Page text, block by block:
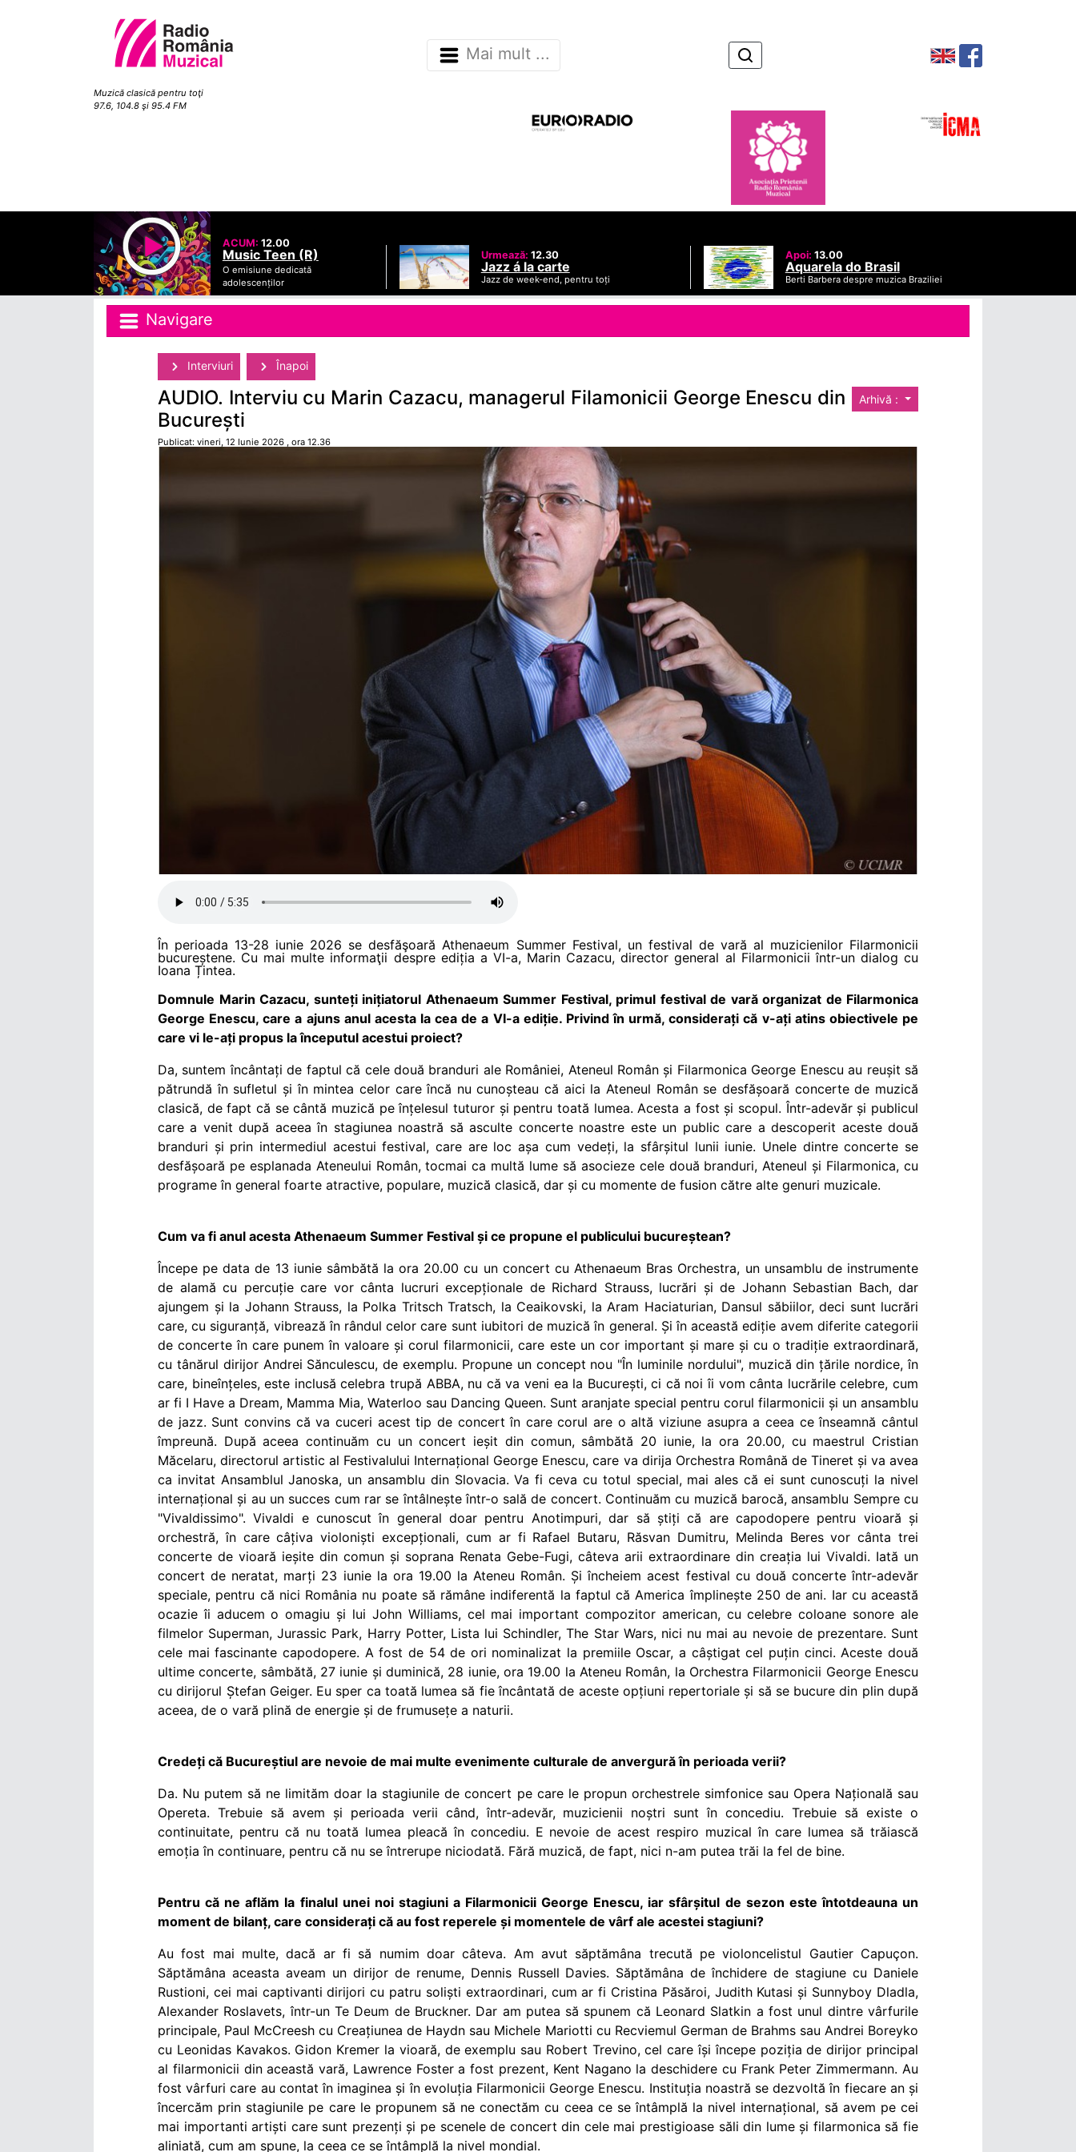
Muzică clasică pentru toţi
97.6, 104.8 şi 95.4 FM
Mai mult ...
ACUM: 12.00
Music Teen (R)
O emisiune dedicată
adolescenților
Urmează: 12.30
Jazz á la carte
Jazz de week-end, pentru toți
Apoi: 13.00
Aquarela do Brasil
Berti Barbera despre muzica Braziliei
Navigare
Interviuri Înapoi
Arhivă :
AUDIO. Interviu cu Marin Cazacu, managerul Filamonicii George Enescu din
București
Publicat: vineri, 12 Iunie 2026 , ora 12.36
În perioada 13-28 iunie 2026 se desfăşoară Athenaeum Summer Festival, un festival de vară al muzicienilor Filarmonicii
bucureștene. Cu mai multe informaţii despre ediția a VI-a, Marin Cazacu, director general al Filarmonicii într-un dialog cu
Ioana Țintea.
Domnule Marin Cazacu, sunteți inițiatorul Athenaeum Summer Festival, primul festival de vară organizat de Filarmonica
George Enescu, care a ajuns anul acesta la cea de a VI-a ediție. Privind în urmă, considerați că v-ați atins obiectivele pe
care vi le-ați propus la începutul acestui proiect?
Da, suntem încântați de faptul că cele două branduri ale României, Ateneul Român și Filarmonica George Enescu au reușit să
pătrundă în sufletul și în mintea celor care încă nu cunoșteau că aici la Ateneul Român se desfășoară concerte de muzică
clasică, de fapt că se cântă muzică pe înțelesul tuturor și pentru toată lumea. Acesta a fost și scopul. Într-adevăr și publicul
care a venit după aceea în stagiunea noastră să asculte concerte noastre este un public care a descoperit aceste două
branduri și prin intermediul acestui festival, care are loc așa cum vedeți, la sfârșitul lunii iunie. Unele dintre concerte se
desfășoară pe esplanada Ateneului Român, tocmai ca multă lume să asocieze cele două branduri, Ateneul și Filarmonica, cu
programe în general foarte atractive, populare, muzică clasică, dar și cu momente de fusion către alte genuri muzicale.
Cum va fi anul acesta Athenaeum Summer Festival și ce propune el publicului bucureștean?
Începe pe data de 13 iunie sâmbătă la ora 20.00 cu un concert cu Athenaeum Bras Orchestra, un unsamblu de instrumente
de alamă cu percuție care vor cânta lucruri excepționale de Richard Strauss, lucrări și de Johann Sebastian Bach, dar
ajungem și la Johann Strauss, la Polka Tritsch Tratsch, la Ceaikovski, la Aram Haciaturian, Dansul săbiilor, deci sunt lucrări
care, cu siguranță, vibrează în rândul celor care sunt iubitori de muzică în general. Și în această ediție avem diferite categorii
de concerte în care punem în valoare și corul filarmonicii, care este un cor important și mare și cu o tradiție extraordinară,
cu tânărul dirijor Andrei Sănculescu, de exemplu. Propune un concept nou "În luminile nordului", muzică din țările nordice, în
care, bineînțeles, este inclusă celebra trupă ABBA, nu că va veni ea la București, ci că noi îi vom cânta lucrările celebre, cum
ar fi I Have a Dream, Mamma Mia, Waterloo sau Dancing Queen. Sunt aranjate special pentru corul filarmonicii și un ansamblu
de jazz. Sunt convins că va cuceri acest tip de concert în care corul are o altă viziune asupra a ceea ce înseamnă cântul
împreună. După aceea continuăm cu un concert ieșit din comun, sâmbătă 20 iunie, la ora 20.00, cu maestrul Cristian
Măcelaru, directorul artistic al Festivalului Internațional George Enescu, care va dirija Orchestra Română de Tineret și va avea
ca invitat Ansamblul Janoska, un ansamblu din Slovacia. Va fi ceva cu totul special, mai ales că ei sunt cunoscuți la nivel
internațional și au un succes cum rar se întâlnește într-o sală de concert. Continuăm cu muzică barocă, ansamblu Sempre cu
"Vivaldissimo". Vivaldi e cunoscut în general doar pentru Anotimpuri, dar să știți că are capodopere pentru vioară și
orchestră, în care câțiva violoniști excepționali, cum ar fi Rafael Butaru, Răsvan Dumitru, Melinda Beres vor cânta trei
concerte de vioară ieșite din comun și soprana Renata Gebe-Fugi, câteva arii extraordinare din creația lui Vivaldi. Iată un
concert de neratat, marți 23 iunie la ora 19.00 la Ateneu Român. Și încheiem acest festival cu două concerte într-adevăr
speciale, pentru că nici România nu poate să rămâne indiferentă la faptul că America împlinește 250 de ani. Iar cu această
ocazie îi aducem o omagiu și lui John Williams, cel mai important compozitor american, cu celebre coloane sonore ale
filmelor Superman, Jurassic Park, Harry Potter, Lista lui Schindler, The Star Wars, nici nu mai au nevoie de prezentare. Sunt
cele mai fascinante capodopere. A fost de 54 de ori nominalizat la premiile Oscar, a câștigat cel puțin cinci. Aceste două
ultime concerte, sâmbătă, 27 iunie și duminică, 28 iunie, ora 19.00 la Ateneu Român, la Orchestra Filarmonicii George Enescu
cu dirijorul Ștefan Geiger. Eu sper ca toată lumea să fie încântată de aceste opțiuni repertoriale și să se bucure din plin după
aceea, de o vară plină de energie și de frumusețe a naturii.
Credeți că Bucureștiul are nevoie de mai multe evenimente culturale de anvergură în perioada verii?
Da. Nu putem să ne limităm doar la stagiunile de concert pe care le propun orchestrele simfonice sau Opera Națională sau
Opereta. Trebuie să avem și perioada verii când, într-adevăr, muzicienii noștri sunt în concediu. Trebuie să existe o
continuitate, pentru că nu toată lumea pleacă în concediu. E nevoie de acest respiro muzical în care lumea să trăiască
emoția în continuare, pentru că nu se întrerupe niciodată. Fără muzică, de fapt, nici n-am putea trăi la fel de bine.
Pentru că ne aflăm la finalul unei noi stagiuni a Filarmonicii George Enescu, iar sfârșitul de sezon este întotdeauna un
moment de bilanț, care considerați că au fost reperele și momentele de vârf ale acestei stagiuni?
Au fost mai multe, dacă ar fi să numim doar câteva. Am avut săptămâna trecută pe violoncelistul Gautier Capuçon.
Săptămâna aceasta aveam un dirijor de renume, Dennis Russell Davies. Săptămâna de închidere de stagiune cu Daniele
Rustioni, cei mai captivanti dirijori cu patru soliști extraordinari, cum ar fi Cristina Păsăroi, Judith Kutasi și Sunnyboy Dladla,
Alexander Roslavets, într-un Te Deum de Bruckner. Dar am putea să spunem că Leonard Slatkin a fost unul dintre vârfurile
principale, Paul McCreesh cu Creațiunea de Haydn sau Michele Mariotti cu Recviemul German de Brahms sau Andrei Boreyko
cu Leonidas Kavakos. Gidon Kremer la vioară, de exemplu sau Robert Trevino, cel care își începe poziția de dirijor principal
al filarmonicii din această vară, Lawrence Fostera fost prezent, Kent Nagano la deschidere cu Frank Peter Zimmermann. Au
fost vârfuri care au contat în imaginea și în evoluția Filarmonicii George Enescu. Instituția noastră se dezvoltă în fiecare an și
încercăm prin stagiunile pe care le propunem să ne conectăm cu ceea ce se întâmplă la nivel internațional, să avem pe cei
mai importanti artiști care sunt prezenți și pe scenele de concert din cele mai prestigioase săli din lume și filarmonica să fie
aliniată, cum am spune, la ceea ce se întâmplă la nivel mondial.